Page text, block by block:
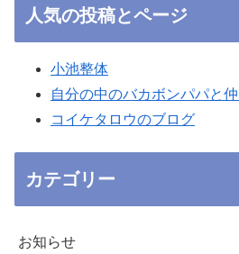
人気の投稿とページ
小池整体
自分の中のバカボンパパと
コイケタロウのブログ
カテゴリー
お知らせ